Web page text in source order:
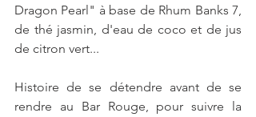
Dragon Pearl" à base de Rhum Banks 7,
de thé jasmin, d'eau de coco et de jus
de citron vert...
Histoire de se détendre avant de se
rendre au Bar Rouge, pour suivre la